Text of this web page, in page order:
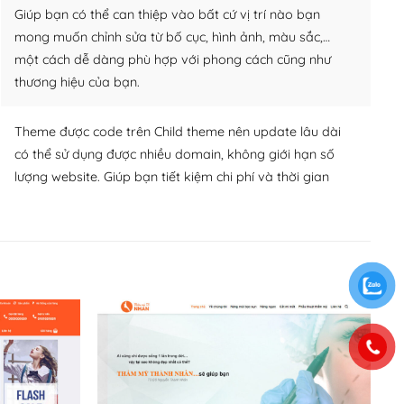
Giúp bạn có thể can thiệp vào bất cứ vị trí nào bạn
mong muốn chỉnh sửa từ bố cục, hình ảnh, màu sắc,…
một cách dễ dàng phù hợp với phong cách cũng như
thương hiệu của bạn.
Theme được code trên Child theme nên update lâu dài
có thể sử dụng được nhiều domain, không giới hạn số
lượng website. Giúp bạn tiết kiệm chi phí và thời gian